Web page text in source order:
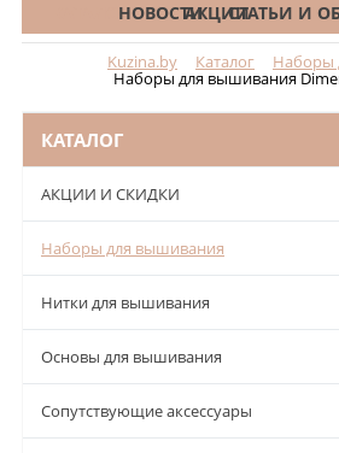
КАТАЛОГНОВОСТИАКЦИИСТАТЬИ И
Kuzina.by Каталог Наборы
Наборы для вышивания
КАТАЛОГ
АКЦИИ И СКИДКИ
Наборы для вышивания
Нитки для вышивания
Основы для вышивания
Сопутствующие аксессуары